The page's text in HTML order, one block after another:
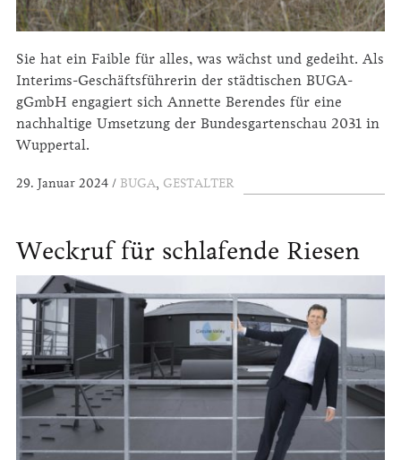
Sie hat ein Faible für alles, was wächst und gedeiht. Als
Interims-Geschäfts­führerin der städtischen BUGA-
gGmbH engagiert sich Annette Berendes für eine
nachhaltige Umsetzung der Bundesgartenschau 2031 in
Wuppertal.
29. Januar 2024 BUGA, GESTALTER
Weckruf für schlafende Riesen